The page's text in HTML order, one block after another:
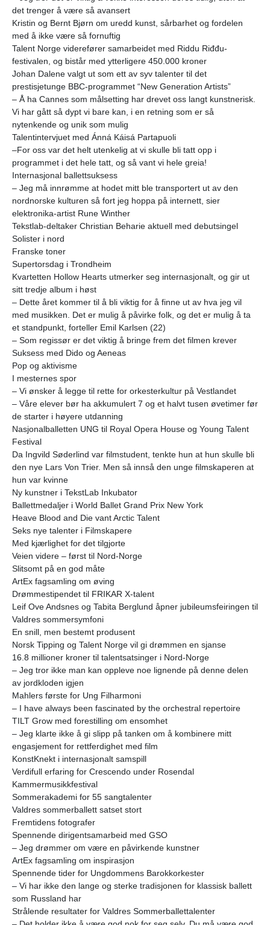
det trenger å være så avansert
Kristin og Bernt Bjørn om uredd kunst, sårbarhet og fordelen
med å ikke være så fornuftig
Talent Norge viderefører samarbeidet med Riddu Riđđu-
festivalen, og bistår med ytterligere 450.000 kroner
Johan Dalene valgt ut som ett av syv talenter til det
prestisjetunge BBC-programmet “New Generation Artists”
– Å ha Cannes som målsetting har drevet oss langt kunstnerisk.
Vi har gått så dypt vi bare kan, i en retning som er så
nytenkende og unik som mulig
Talentintervjuet med Ánná Káisá Partapuoli
–For oss var det helt utenkelig at vi skulle bli tatt opp i
programmet i det hele tatt, og så vant vi hele greia!
Internasjonal ballettsuksess
– Jeg må innrømme at hodet mitt ble transportert ut av den
nordnorske kulturen så fort jeg hoppa på internett, sier
elektronika-artist Rune Winther
Tekstlab-deltaker Christian Beharie aktuell med debutsingel
Solister i nord
Franske toner
Supertorsdag i Trondheim
Kvartetten Hollow Hearts utmerker seg internasjonalt, og gir ut
sitt tredje album i høst
– Dette året kommer til å bli viktig for å finne ut av hva jeg vil
med musikken. Det er mulig å påvirke folk, og det er mulig å ta
et standpunkt, forteller Emil Karlsen (22)
– Som regissør er det viktig å bringe frem det filmen krever
Suksess med Dido og Aeneas
Pop og aktivisme
I mesternes spor
– Vi ønsker å legge til rette for orkesterkultur på Vestlandet
– Våre elever bør ha akkumulert 7 og et halvt tusen øvetimer før
de starter i høyere utdanning
Nasjonalballetten UNG til Royal Opera House og Young Talent
Festival
Da Ingvild Søderlind var filmstudent, tenkte hun at hun skulle bli
den nye Lars Von Trier. Men så innså den unge filmskaperen at
hun var kvinne
Ny kunstner i TekstLab Inkubator
Ballettmedaljer i World Ballet Grand Prix New York
Heave Blood and Die vant Arctic Talent
Seks nye talenter i Filmskapere
Med kjærlighet for det tilgjorte
Veien videre – først til Nord-Norge
Slitsomt på en god måte
ArtEx fagsamling om øving
Drømmestipendet til FRIKAR X-talent
Leif Ove Andsnes og Tabita Berglund åpner jubileumsfeiringen til
Valdres sommersymfoni
En snill, men bestemt produsent
Norsk Tipping og Talent Norge vil gi drømmen en sjanse
16.8 millioner kroner til talentsatsinger i Nord-Norge
– Jeg tror ikke man kan oppleve noe lignende på denne delen
av jordkloden igjen
Mahlers første for Ung Filharmoni
– I have always been fascinated by the orchestral repertoire
TILT Grow med forestilling om ensomhet
– Jeg klarte ikke å gi slipp på tanken om å kombinere mitt
engasjement for rettferdighet med film
KonstKnekt i internasjonalt samspill
Verdifull erfaring for Crescendo under Rosendal
Kammermusikkfestival
Sommerakademi for 55 sangtalenter
Valdres sommerballett satset stort
Fremtidens fotografer
Spennende dirigentsamarbeid med GSO
– Jeg drømmer om være en påvirkende kunstner
ArtEx fagsamling om inspirasjon
Spennende tider for Ungdommens Barokkorkester
– Vi har ikke den lange og sterke tradisjonen for klassisk ballett
som Russland har
Strålende resultater for Valdres Sommerballettalenter